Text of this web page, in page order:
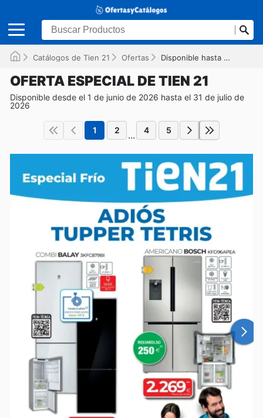
Catálogos de Tien 21 Ofertas Disponible hasta el 31/07/2026
OFERTA ESPECIAL DE TIEN 21
Disponible desde el 1 de junio de 2026 hasta el 31 de julio de
2026
1 2 ... 4 5